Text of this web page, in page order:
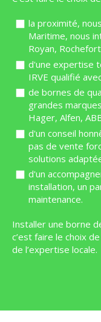
la proximité,
Maritime, nous
Royan,
d'une expertise
IRVE qualifié
de bornes de
grandes
Hager, Alfen,
d'un conseil
pas de vente
solutions
d'un
installation, un
maintenance.
Installer une borne
c’est faire le choix
de l’expertise locale.